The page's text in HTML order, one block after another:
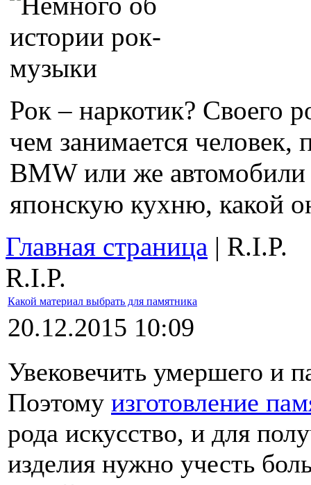
Рок – наркотик? Своего
чем занимается
BMW или же
японскую кухню, какой
Главная страница | R.I.P.
R.I.P.
Какой материал выбрать для памятника
20.12.2015 10:09
Увековечить умершего и
Поэтому изготовление
рода искусство, и для
изделия нужно учесть